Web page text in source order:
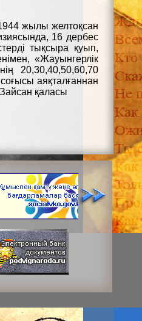
жылы желтоқсан
16 дербес
тықсыра қуып,
«Жауынгерлік
20,30,40,50,60,70
аяқталғаннан
қаласы